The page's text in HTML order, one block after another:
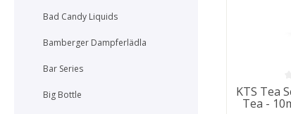
Bad Candy Liquids
Bamberger Dampferlädla
Bar Series
Big Bottle KTS Tea
Tea -